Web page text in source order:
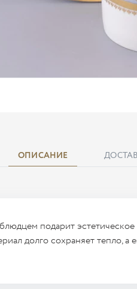
ОПИСАНИЕ
подарит
долго сохраняет тепло, а